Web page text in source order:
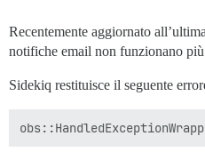
Recentemente aggiornato
notifiche email non funzionano
Sidekiq restituisce il seguente